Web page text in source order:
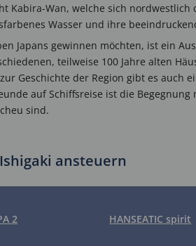
Kabira-Wan, welche sich
Wasser und ihre
Japans gewinnen möchten, ist ein
teilweise 100 Jahre alten
Geschichte der Region gibt es auch
auf Schiffsreise ist die
sind.
ansteuern
2 HANSEATIC spirit